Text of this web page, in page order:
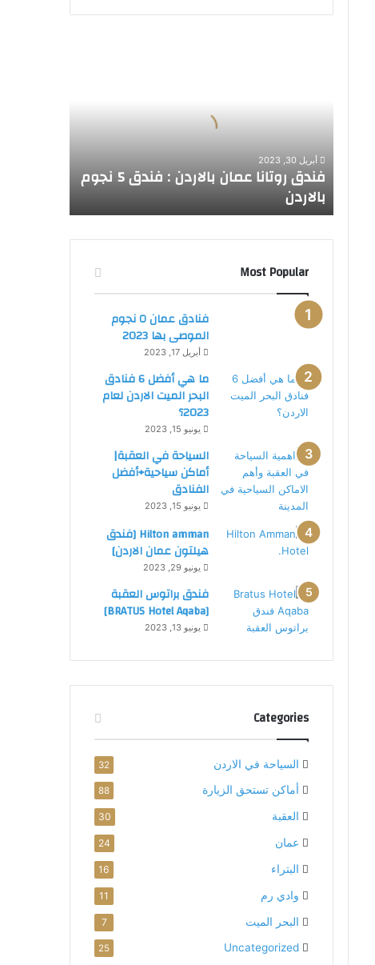
ع
أبريل 30, 2023
فندق روتانا عمان بالاردن : فندق 5 نجوم
بالاردن
Most Popular
فنادق عمان ٥ نجوم
الموصى بها 2023
أبريل 17, 2023
ما هي أفضل 6 فنادق
البحر الميت الاردن لعام
2023؟
يونيو 15, 2023
السياحة في العقبة|
أماكن سياحية+أفضل
الفنادق
يونيو 15, 2023
Hilton amman [فندق
هيلتون عمان الاردن]
يونيو 29, 2023
فندق براتوس العقبة
[BRATUS Hotel Aqaba]
يونيو 13, 2023
Categories
السياحة في الاردن 32
أماكن تستحق الزيارة 88
العقبة 30
عمان 24
البتراء 16
وادي رم 11
البحر الميت 7
Uncategorized
25